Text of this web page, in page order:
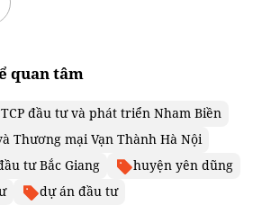
quan tâm
đầu tư và phát triển Nham Biền
Thương mại Vạn Thành Hà Nội
tư Bắc Giang
huyện yên dũng
dự án đầu tư